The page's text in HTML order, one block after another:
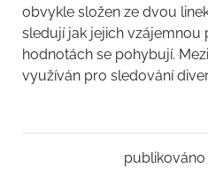
obvykle složen ze dvou
sledují jak jejich vzájemnou
hodnotách se pohybují.
využíván pro sledování
publikováno